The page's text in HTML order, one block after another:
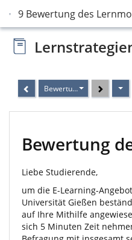
9 Bewertung des
Bewertung des Lernmoduls
Bewertung
Liebe Studierende,
um die E-Learning-
Universität Gießen
auf Ihre Mithilfe
sich 5 Minuten Zeit